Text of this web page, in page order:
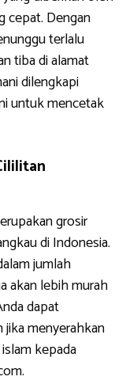
cepat. Dengan
terlalu
tiba di alamat
dilengkapi
untuk mencetak
grosir
di Indonesia.
jumlah
akan lebih murah
dapat
menyerahkan
kepada